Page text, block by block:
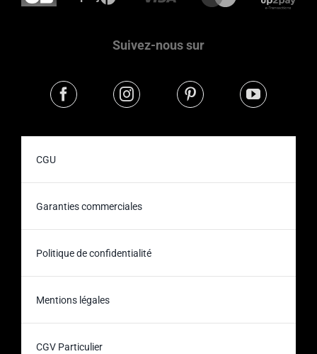
Suivez-nous sur
CGU
Garanties commerciales
Politique de confidentialité
Mentions légales
CGV Particulier